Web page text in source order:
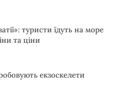
туристи їдуть на море
та ціни
екзоскелети